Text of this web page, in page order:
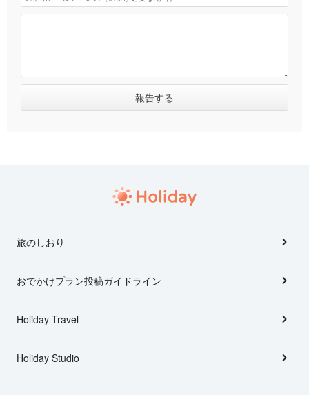
旅のしおり
おでかけプラン投稿ガイドライン
Holiday Travel
Holiday Studio